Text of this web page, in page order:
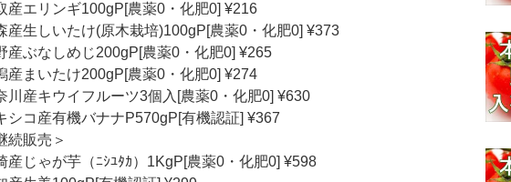
産エリンギ100gP[農薬0・化肥0] ¥216
産生しいたけ(原木栽培)100gP[農薬0・化肥0] ¥373
産ぶなしめじ200gP[農薬0・化肥0] ¥265
産まいたけ200gP[農薬0・化肥0] ¥274
川産キウイフルーツ3個入[農薬0・化肥0] ¥630
シコ産有機バナナP570gP[有機認証] ¥367
続販売＞
産じゃが芋（ﾆｼﾕﾀｶ）1KgP[農薬0・化肥0] ¥598